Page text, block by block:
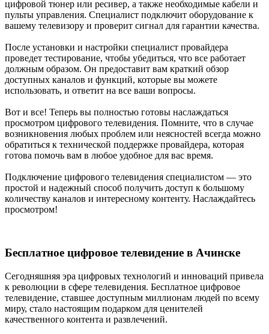
цифровой тюнер или ресивер, а также необходимые кабели и
пульты управления. Специалист подключит оборудование к
вашему телевизору и проверит сигнал для гарантии качества.
После установки и настройки специалист провайдера
проведет тестирование, чтобы убедиться, что все работает
должным образом. Он предоставит вам краткий обзор
доступных каналов и функций, которые вы можете
использовать, и ответит на все ваши вопросы.
Вот и все! Теперь вы полностью готовы наслаждаться
просмотром цифрового телевидения. Помните, что в случае
возникновения любых проблем или неясностей всегда можно
обратиться к технической поддержке провайдера, которая
готова помочь вам в любое удобное для вас время.
Подключение цифрового телевидения специалистом — это
простой и надежный способ получить доступ к большому
количеству каналов и интересному контенту. Наслаждайтесь
просмотром!
Бесплатное цифровое телевидение в Ачинске
Сегодняшняя эра цифровых технологий и инноваций привела
к революции в сфере телевидения. Бесплатное цифровое
телевидение, ставшее доступным миллионам людей по всему
миру, стало настоящим подарком для ценителей
качественного контента и развлечений.